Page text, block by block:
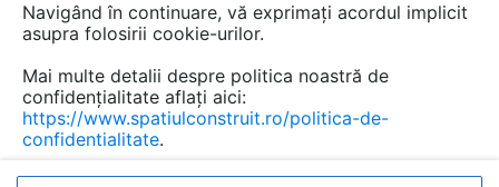
Navigând în continuare, vă exprimați acordul implicit
asupra folosirii cookie-urilor.
Mai multe detalii despre politica noastră de
confidențialitate aflați aici:
https://www.spatiulconstruit.ro/politica-de-
confidentialitate.